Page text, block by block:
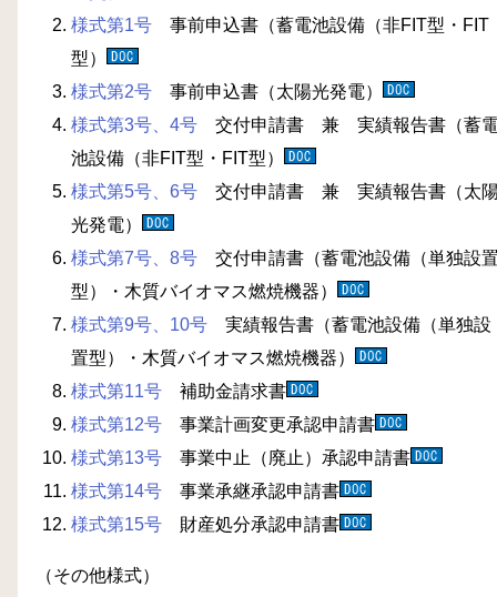
様式第1号 事前申込書（蓄電池設備（非FIT型・FIT
型）
様式第2号 事前申込書（太陽光発電）
様式第3号、4号 交付申請書 兼 実績報告書（蓄
池設備（非FIT型・FIT型）
様式第5号、6号 交付申請書 兼 実績報告書（太
光発電）
様式第7号、8号 交付申請書（蓄電池設備（単独設
型）・木質バイオマス燃焼機器）
様式第9号、10号 実績報告書 （蓄電池設備（単独設
置型）・木質バイオマス燃焼機器）
様式第11号 補助金請求書
様式第12号 事業計画変更承認申請書
様式第13号 事業中止（廃止）承認申請書
様式第14号 事業承継承認申請書
様式第15号 財産処分承認申請書
（その他様式）